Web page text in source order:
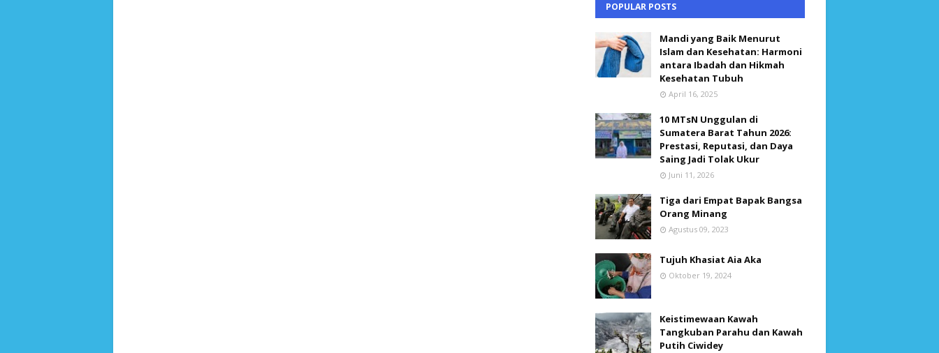
POPULAR POSTS
Mandi yang Baik Menurut
Islam dan Kesehatan: Harmoni
antara Ibadah dan Hikmah
Kesehatan Tubuh
April 16, 2025
10 MTsN Unggulan di
Sumatera Barat Tahun 2026:
Prestasi, Reputasi, dan Daya
Saing Jadi Tolak Ukur
Juni 11, 2026
Tiga dari Empat Bapak Bangsa
Orang Minang
Agustus 09, 2023
Tujuh Khasiat Aia Aka
Oktober 19, 2024
Keistimewaan Kawah
Tangkuban Parahu dan Kawah
Putih Ciwidey